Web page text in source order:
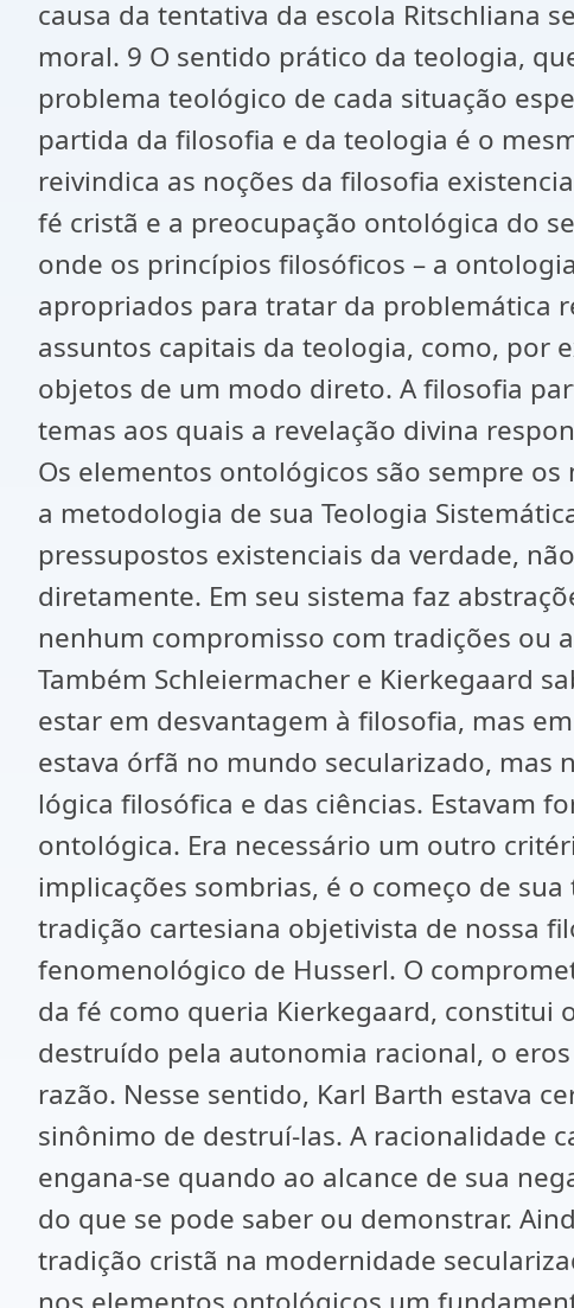
causa da tentativa da escola Ritschliana
moral. 9 O sentido prático da teologia,
problema teológico de cada situação
partida da filosofia e da teologia é o
reivindica as noções da filosofia
fé cristã e a preocupação ontológica do
onde os princípios filosóficos – a
apropriados para tratar da problemática
assuntos capitais da teologia, como, por
objetos de um modo direto. A filosofia
temas aos quais a revelação divina
Os elementos ontológicos são sempre
a metodologia de sua Teologia
pressupostos existenciais da verdade,
diretamente. Em seu sistema faz
nenhum compromisso com tradições ou
Também Schleiermacher e Kierkegaard
estar em desvantagem à filosofia, mas
estava órfã no mundo secularizado, mas
lógica filosófica e das ciências. Estavam
ontológica. Era necessário um outro
implicações sombrias, é o começo de
tradição cartesiana objetivista de nossa
fenomenológico de Husserl. O
da fé como queria Kierkegaard, constitui
destruído pela autonomia racional, o
razão. Nesse sentido, Karl Barth estava
sinônimo de destruí-las. A racionalidade
engana-se quando ao alcance de sua
do que se pode saber ou demonstrar.
tradição cristã na modernidade